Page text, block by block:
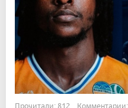
Прочитали: 812